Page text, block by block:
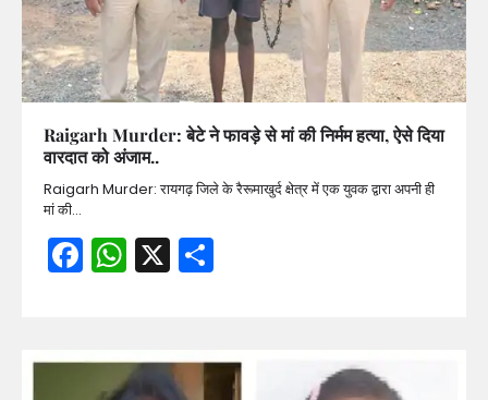
Raigarh Murder: बेटे ने फावड़े से मां की निर्मम हत्या, ऐसे दिया
वारदात को अंजाम..
Raigarh Murder: रायगढ़ जिले के रैरूमाखुर्द क्षेत्र में एक युवक द्वारा अपनी ही
मां की…
Facebook
WhatsApp
X